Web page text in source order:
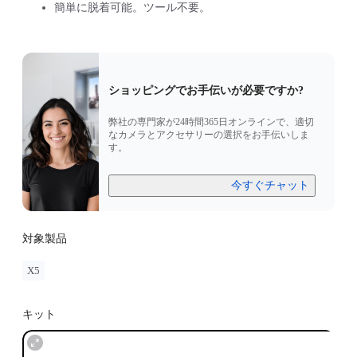
簡単に脱着可能。ツール不要。
ショッピングでお手伝いが必要ですか?
弊社の専門家が24時間365日オンラインで、適切
なカメラとアクセサリーの選択をお手伝いしま
す。
今すぐチャット
対象製品
X5
キット